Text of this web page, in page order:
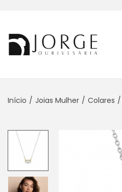
Início / Joias Mulher / Colares /